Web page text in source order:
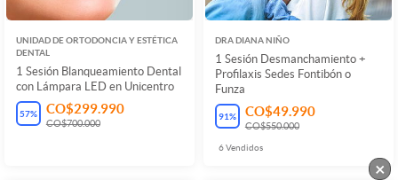
UNIDAD DE ORTODONCIA Y ESTÉTICA
DENTAL
1 Sesión Blanqueamiento Dental
con Lámpara LED en Unicentro
57% CO$299.990
CO$700.000
DRA DIANA NIÑO
1 Sesión Desmanchamiento +
Profilaxis Sedes Fontibón o
Funza
91% CO$49.990
CO$550.000
6Vendidos
×